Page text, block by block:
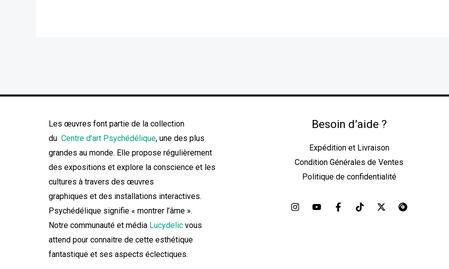
Les œuvres font partie de la collection
du Centre d’art Psychédélique, une des plus
grandes au monde. Elle propose régulièrement
des expositions et explore la conscience et les
cultures à travers des œuvres
graphiques et des installations interactives.
Psychédélique signifie « montrer l’âme ».
Notre communauté et média Lucydelic vous
attend pour connaitre de cette esthétique
fantastique et ses aspects éclectiques.
Besoin d’aide ?
Expédition et Livraison
Condition Générales de Ventes
Politique de confidentialité